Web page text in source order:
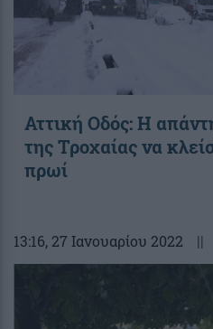
Αττική Οδός: Η
της Τροχαίας να
πρωί
13:16, 27 Ιανουαρίου 2022 ||